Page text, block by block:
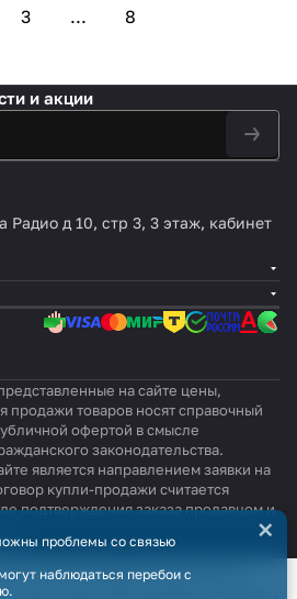
3 ... 8
и акции
Радио д 10, стр 3, 3 этаж, кабинет
на сайте цены,
продажи товаров носят справочный
офертой в смысле
законодательства.
является направлением заявки на
купли-продажи считается
подтверждения заказа продавцом и
проблемы со связью
наблюдаться перебои с
×
сайт, вы даёте согласие на